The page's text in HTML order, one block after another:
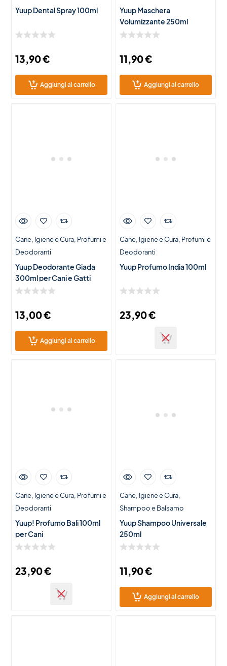
Yuup Dental Spray 100ml
13,90€
Aggiungi al carrello
Yuup Maschera
Volumizzante 250ml
11,90€
Aggiungi al carrello
Cane Igiene e Cura Profumi e
Deodoranti
Yuup Deodorante Giada
300ml per Cani e Gatti
13,00€
Aggiungi al carrello
Cane Igiene e Cura Profumi e
Deodoranti
Yuup Profumo India 100ml
23,90€
Cane Igiene e Cura Profumi e
Deodoranti
Yuup! Profumo Bali 100ml
per Cani
23,90€
Cane Igiene e Cura
Shampoo e Balsamo
Yuup Shampoo Universale
250ml
11,90€
Aggiungi al carrello